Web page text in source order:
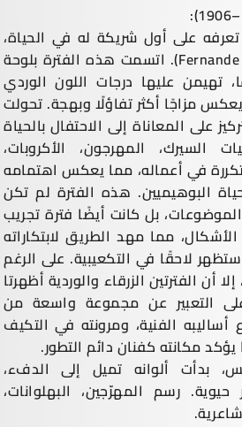
على أول شريكة له في الحياة،
فيرناند أوليفييه (Fernande Olivier). اتسمت هذه الفترة بلوحة
تهيمن عليها درجات اللون الوردي
يعكس مزاجًا أكثر تفاؤلًا وبهجة. تحولت
على المعاناة إلى الاحتفال بالحياة
السيرك، المهرجون، الأكروبات،
في أعماله، مما يعكس اهتمامه
البوهيميين. هذه الفترة لم تكن
بل كانت أيضًا فترة تجريب
مما مهد الطريق لابتكاراته
ستظهر لاحقًا في التكعيبية. على الرغم
أن الفترتين الزرقاء والوردية أظهرتا
التعبير عن مجموعة واسعة من
أساليبه الفنية، ومرونته في التكيف
مكانته كفنان دائم التطور.
بدأت ألوانه تميل إلى الدفء،
رسم المهرّجين، البهلوانات،